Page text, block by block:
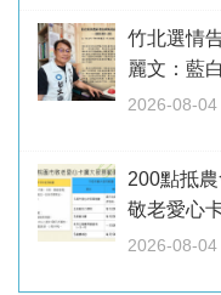
竹北選情
麗文：藍
2026-08-04
200點抵
敬老愛心
2026-08-04